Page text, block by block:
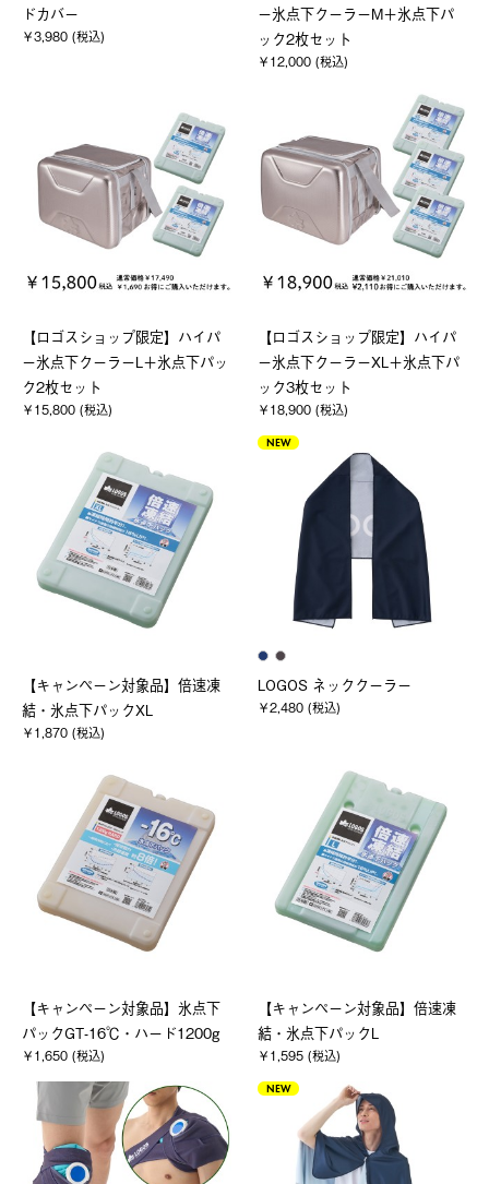
ドカバー
￥3,980 (税込)
ー氷点下クーラーM＋氷点下パ
ック2枚セット
￥12,000 (税込)
【ロゴスショップ限定】ハイパ
ー氷点下クーラーL＋氷点下パッ
ク2枚セット
￥15,800 (税込)
【ロゴスショップ限定】ハイパ
ー氷点下クーラーXL＋氷点下パ
ック3枚セット
￥18,900 (税込)
【キャンペーン対象品】倍速凍
結・氷点下パックXL
￥1,870 (税込)
NEW
LOGOS ネッククーラー
￥2,480 (税込)
【キャンペーン対象品】氷点下
パックGT-16℃・ハード1200g
￥1,650 (税込)
【キャンペーン対象品】倍速凍
結・氷点下パックL
￥1,595 (税込)
NEW